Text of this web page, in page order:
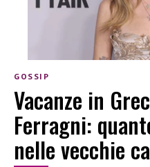
GOSSIP
Vacanze in
Ferragni:
nelle vecchie